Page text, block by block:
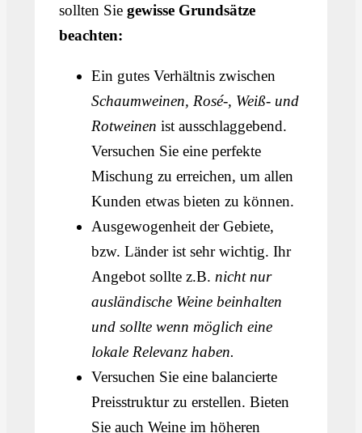
sollten Siegewisse Grundsätze
beachten:
Ein gutes Verhältnis zwischen
Schaumweinen, Rosé-, Weiß- und
Rotweinen ist ausschlaggebend.
Versuchen Sie eine perfekte
Mischung zu erreichen, um allen
Kunden etwas bieten zu können.
Ausgewogenheit der Gebiete,
bzw. Länder ist sehr wichtig. Ihr
Angebot sollte z.B. nicht nur
ausländische Weine beinhalten
und sollte wenn möglich eine
lokale Relevanz haben.
Versuchen Sie eine balancierte
Preisstruktur zu erstellen. Bieten
Sie auch Weine im höheren